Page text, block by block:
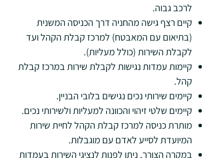
לרכב גבוה.
קיים רצף גישה מהחניה דרך הכניסה המשנית
(בתיאום עם המאבטח) למרכז קבלת הקהל ועד
לקבלת השירות (כולל מעליות).
קיימות עמדות נגישות לקבלת שירות במרכז קבלת
קהל.
קיימים שירותי נכים נגישים בלובי הבניין.
קיימים שלטי זיהוי והכוונה למעליות ולשירותי נכים.
מותרת כניסה למרכז קבלת הקהל לחיית שירות
המיועדת לסייע לאדם עם מוגבלות.
במקרה הצורך, ניתן לפנות לנציגי השירות בעמדות